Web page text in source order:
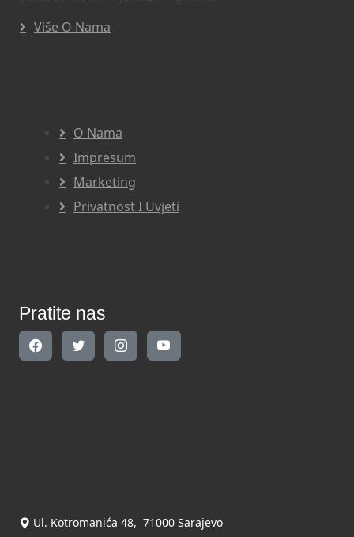
Više O Nama
O Nama
Impresum
Marketing
Privatnost I Uvjeti
Pratite nas
Ul. Kotromanića 48, 71000 Sarajevo